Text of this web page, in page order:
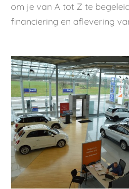
om je van A tot Z te
financiering en aflevering